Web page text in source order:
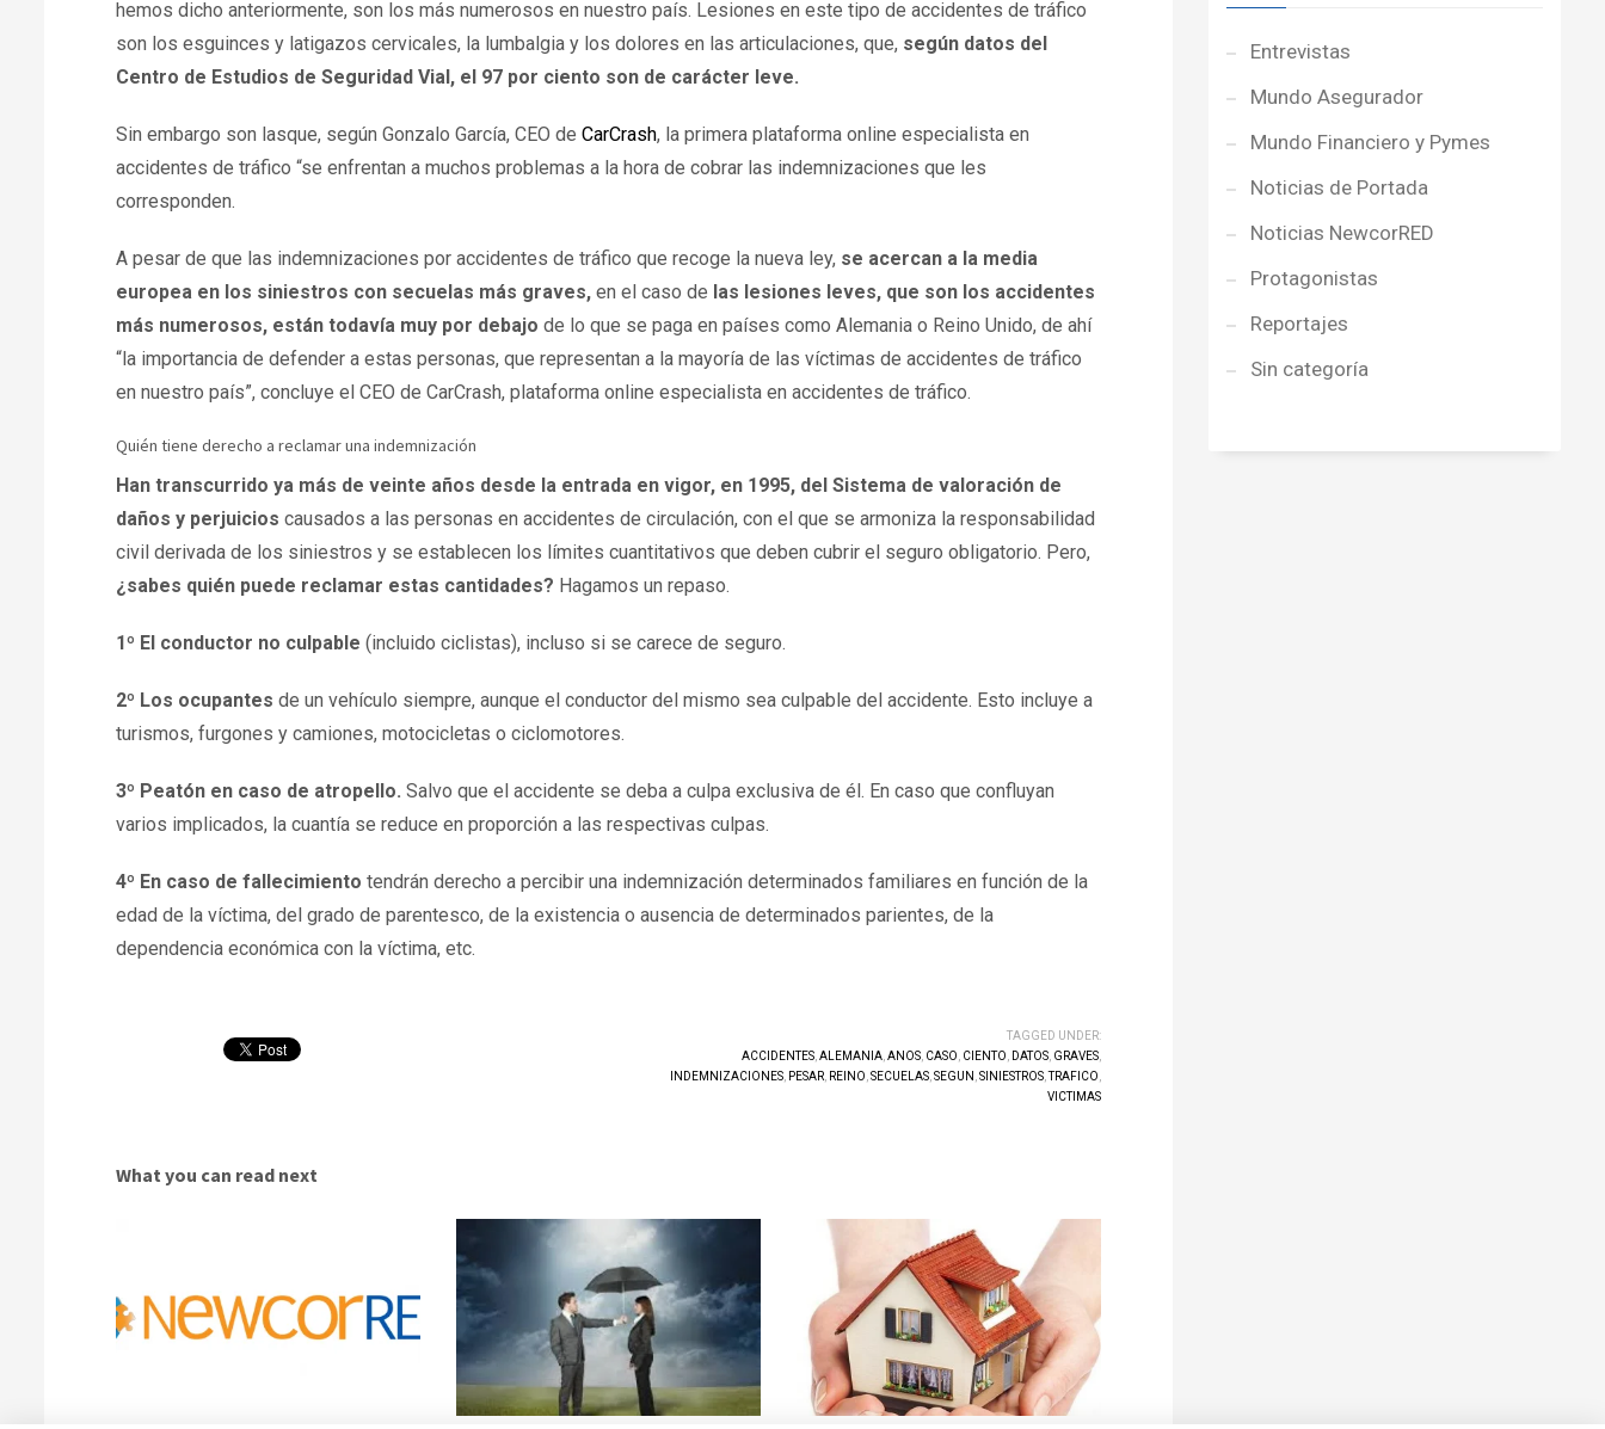
hemos dicho anteriormente, son los más numerosos en nuestro país. Lesiones en este tipo de accidentes de tráfico
son los esguinces y latigazos cervicales, la lumbalgia y los dolores en las articulaciones, que, según datos del
Centro de Estudios de Seguridad Vial, el 97 por ciento son de carácter leve.
Sin embargo son lasque, según Gonzalo García, CEO de CarCrash, la primera plataforma online especialista en
accidentes de tráfico “se enfrentan a muchos problemas a la hora de cobrar las indemnizaciones que les
corresponden.
A pesar de que las indemnizaciones por accidentes de tráfico que recoge la nueva ley, se acercan a la media
europea en los siniestros con secuelas más graves, en el caso de las lesiones leves, que son los accidentes
más numerosos, están todavía muy por debajo de lo que se paga en países como Alemania o Reino Unido, de ahí
“la importancia de defender a estas personas, que representan a la mayoría de las víctimas de accidentes de tráfico
en nuestro país”, concluye el CEO de CarCrash, plataforma online especialista en accidentes de tráfico.
Quién tiene derecho a reclamar una indemnización
Han transcurrido ya más de veinte años desde la entrada en vigor, en 1995, del Sistema de valoración de
daños y perjuicios causados a las personas en accidentes de circulación, con el que se armoniza la responsabilidad
civil derivada de los siniestros y se establecen los límites cuantitativos que deben cubrir el seguro obligatorio. Pero,
¿sabes quién puede reclamar estas cantidades? Hagamos un repaso.
1º El conductor no culpable (incluido ciclistas), incluso si se carece de seguro.
2º Los ocupantes de un vehículo siempre, aunque el conductor del mismo sea culpable del accidente. Esto incluye a
turismos, furgones y camiones, motocicletas o ciclomotores.
3º Peatón en caso de atropello. Salvo que el accidente se deba a culpa exclusiva de él. En caso que confluyan
varios implicados, la cuantía se reduce en proporción a las respectivas culpas.
4º En caso de fallecimiento tendrán derecho a percibir una indemnización determinados familiares en función de la
edad de la víctima, del grado de parentesco, de la existencia o ausencia de determinados parientes, de la
dependencia económica con la víctima, etc.
TAGGED UNDER:
ACCIDENTES ALEMANIA ANOS CASO CIENTO DATOS GRAVES
INDEMNIZACIONES PESAR REINO SECUELAS SEGUN SINIESTROS ,TRAFICO
VICTIMAS
What you can read next
Entrevistas
Mundo Asegurador
Mundo Financiero y Pymes
Noticias de Portada
Noticias NewcorRED
Protagonistas
Reportajes
Sin categoría